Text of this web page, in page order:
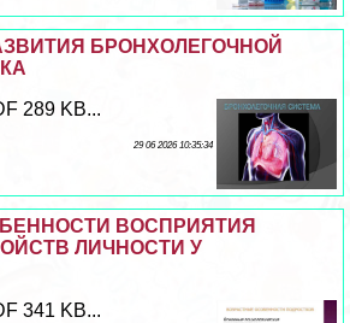
БРОНХОЛЕГОЧНОЙ
289 KB...
29 06 2026 10:35:34
ВОСПРИЯТИЯ
ЛИЧНОСТИ У
341 KB...